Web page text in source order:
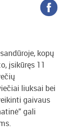
kopų
įsikūręs 11
liuksai bei
gaivaus
gali